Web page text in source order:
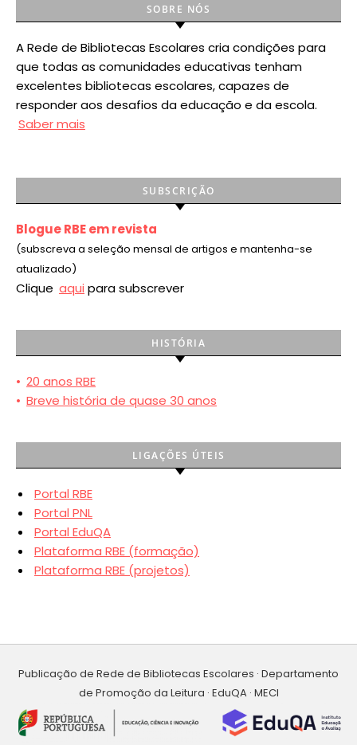
SOBRE NÓS
A Rede de Bibliotecas Escolares cria condições para
que todas as comunidades educativas tenham
excelentes bibliotecas escolares, capazes de
responder aos desafios da educação e da escola.
Saber mais
SUBSCRIÇÃO
Blogue RBE em revista
(subscreva a seleção mensal de artigos e mantenha-se
atualizado)
Clique aqui para subscrever
HISTÓRIA
• 20 anos RBE
• Breve história de quase 30 anos
LIGAÇÕES ÚTEIS
Portal RBE
Portal PNL
Portal EduQA
Plataforma RBE (formação)
Plataforma RBE (projetos)
Publicação de Rede de Bibliotecas Escolares · Departamento
de Promoção da Leitura · EduQA · MECI